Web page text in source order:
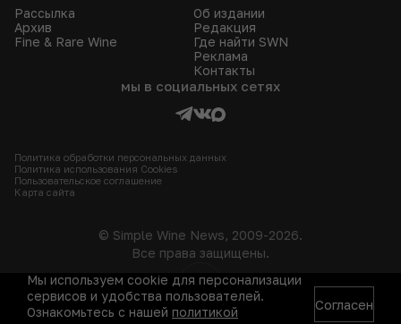
Рассылка
Архив
Fine & Rare Wine
Об издании
Редакция
Где найти SWN
Реклама
Контакты
мы в социальных сетях
Политика обработки персональных данных
Политика использования Сookies
Пользовательское соглашение
Карта сайта
18+
© Simple Wine News, 2009-2026.
Все права защищены.
Мы используем cookie для персонализации
сервисов и удобства пользователей.
Ознакомьтесь с нашей политикой
Согласен